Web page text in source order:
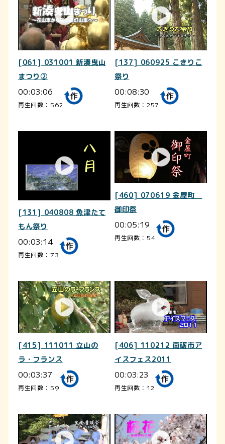
[061] 031001 新湊曳山
まつり②
00:03:06
再生回数：562
[137] 060925 こきりこ
祭り
00:08:30
再生回数：257
[131] 040808 魚津たて
もん祭り
00:03:14
再生回数：73
[460] 070619 金屋町
御印祭
00:05:19
再生回数：54
[415] 111011 立山の
ラ・フランス
00:03:37
再生回数：59
[406] 110212 南砺市ア
イスフェス2011
00:03:23
再生回数：12